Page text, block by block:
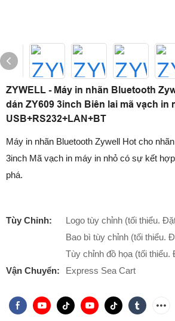
ZYWELL - Máy in nhãn Bluetooth
dán ZY609 3inch Biên lai mã vạch in
USB+RS232+LAN+BT
Máy in nhãn Bluetooth Zywell Hot cho
3inch Mã vạch in máy in nhỏ có sự kết
phá.
Tùy Chỉnh:
Logo tùy chỉnh (tối thiểu.
Bao bì tùy chỉnh (tối thiểu.
Tùy chỉnh đồ họa (tối thiểu.
Vận Chuyển:
Express Sea Cart